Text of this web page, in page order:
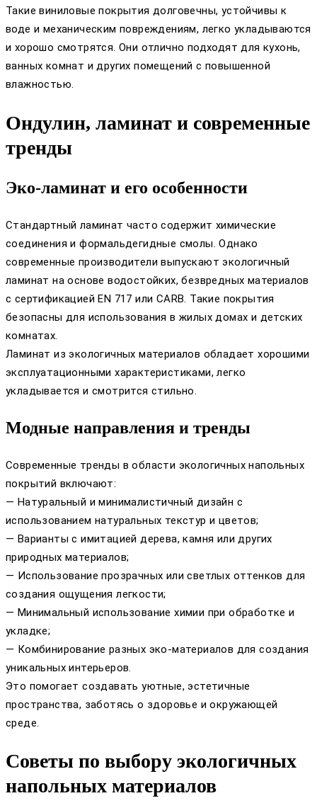
Такие виниловые покрытия долговечны, устойчивы к
воде и механическим повреждениям, легко укладываются
и хорошо смотрятся. Они отлично подходят для кухонь,
ванных комнат и других помещений с повышенной
влажностью.
Ондулин, ламинат и современные
тренды
Эко-ламинат и его особенности
Стандартный ламинат часто содержит химические
соединения и формальдегидные смолы. Однако
современные производители выпускают экологичный
ламинат на основе водостойких, безвредных материалов
с сертификацией EN 717 или CARB. Такие покрытия
безопасны для использования в жилых домах и детских
комнатах.
Ламинат из экологичных материалов обладает хорошими
эксплуатационными характеристиками, легко
укладывается и смотрится стильно.
Модные направления и тренды
Современные тренды в области экологичных напольных
покрытий включают:
— Натуральный и минималистичный дизайн с
использованием натуральных текстур и цветов;
— Варианты с имитацией дерева, камня или других
природных материалов;
— Использование прозрачных или светлых оттенков для
создания ощущения легкости;
— Минимальный использование химии при обработке и
укладке;
— Комбинирование разных эко-материалов для создания
уникальных интерьеров.
Это помогает создавать уютные, эстетичные
пространства, заботясь о здоровье и окружающей
среде.
Советы по выбору экологичных
напольных материалов